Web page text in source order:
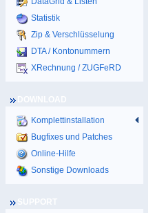
Statistik
Zip & Verschlüsselung
DTA / Kontonummern
XRechnung / ZUGFeRD
Komplettinstallation
Bugfixes und Patches
Online-Hilfe
Sonstige Downloads